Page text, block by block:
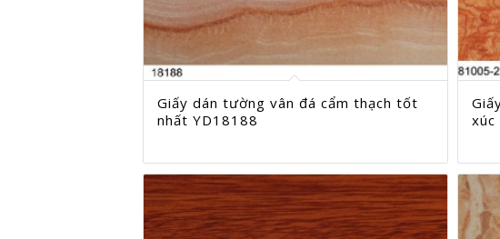
Giấy dán tường vân đá cẩm thạch tốt
nhất YD18188
xúc